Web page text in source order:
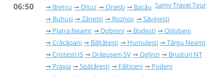
06:50 Samy Travel Tour
Brețcu Oituz Onești
Bacău
Buhuși
Zănești Roznov
Săvinești
Piatra Neamț
Dobreni Bodești
Oșlobeni
Crăcăoani
Bălțătești Humulești
Târgu Neamț
Cristești IS
Drăgușeni SV Oglinzi
Brusturi NT
Praxia
Spătărești Fălticeni
Podeni